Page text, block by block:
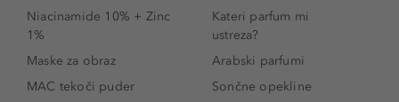
Niacinamide 10% + Zinc
1%
Maske za obraz
MAC tekoči puder
Kateri parfum mi
ustreza?
Arabski parfumi
Sončne opekline